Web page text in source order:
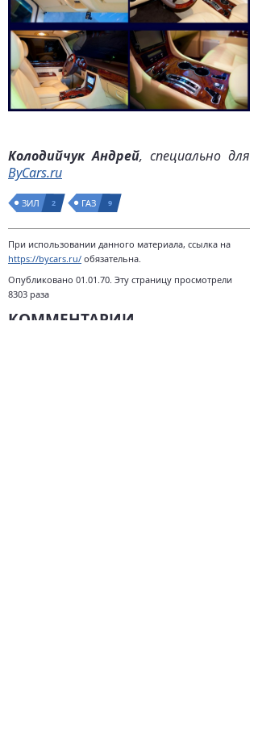
Колодийчук Андрей, специально для
ByCars.ru
ЗИЛ 2 ГАЗ 9
При использовании данного материала, ссылка на
https://bycars.ru/ обязательна.
Опубликовано 01.01.70. Эту страницу просмотрели
8303 раза
КОММЕНТАРИИ